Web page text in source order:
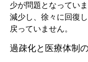
少が問題となってい
減少し、徐々に回復
戻っていません。
過疎化と医療体制